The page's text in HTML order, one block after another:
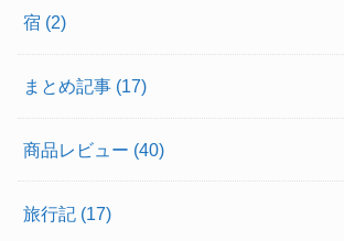
宿 (2)
まとめ記事 (17)
商品レビュー (40)
旅行記 (17)